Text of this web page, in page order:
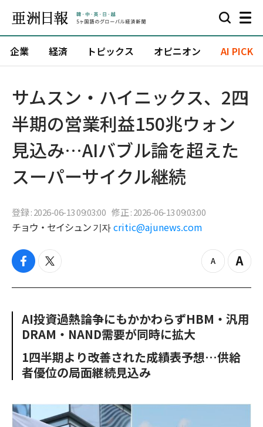
企業 経済 トピックス オピニオン AI PICK
サムスン・ハイニックス、2四
半期の営業利益150兆ウォン
見込み…AIバブル論を超えた
スーパーサイクル継続
登録 : 2026-06-13 09:03:00 修正 : 2026-06-13 09:03:00
チョウ・セイシュン 기자 critic@ajunews.com
f
c
o
o
t
i
e
r
z
o
u
Z
o
n
AI投資過熱論争にもかかわらずHBM・汎用
DRAM・NAND需要が同時に拡大
1四半期より改善された成績表予想…供給
者優位の局面継続見込み